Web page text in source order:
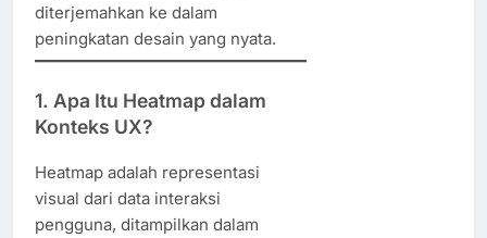
diterjemahkan ke dalam
peningkatan desain yang nyata.
1. Apa Itu Heatmap dalam
Konteks UX?
Heatmap adalah representasi
visual dari data interaksi
pengguna, ditampilkan dalam